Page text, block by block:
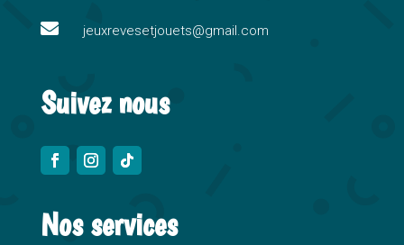
e
 jeuxrevesetjouets@gmail.com
Suivez nous
Nos services